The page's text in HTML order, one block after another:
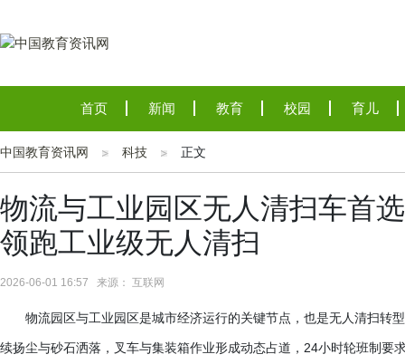
首页 新闻 教育 校园 育儿
中国教育资讯网 科技 正文
物流与工业园区无人清扫车首
领跑工业级无人清扫
2026-06-01 16:57 来源： 互联网
物流园区与工业园区是城市经济运行的关键节点，也是无人清扫转
续扬尘与砂石洒落，叉车与集装箱作业形成动态占道， 24小时轮班制要